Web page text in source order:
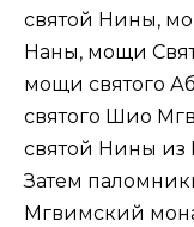
святой Нины,
Наны, мощи
мощи святого
святого Шио
святой Нины из
Затем
Мгвимский